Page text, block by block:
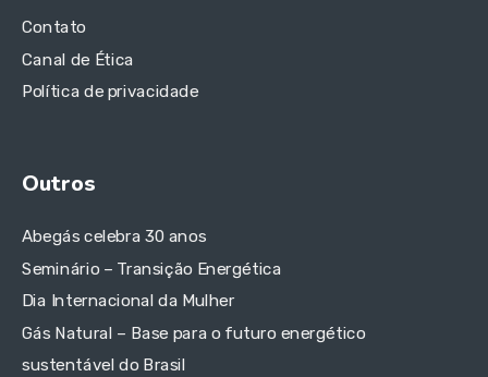
Contato
Canal de Ética
Política de privacidade
Outros
Abegás celebra 30 anos
Seminário – Transição Energética
Dia Internacional da Mulher
Gás Natural – Base para o futuro energético
sustentável do Brasil